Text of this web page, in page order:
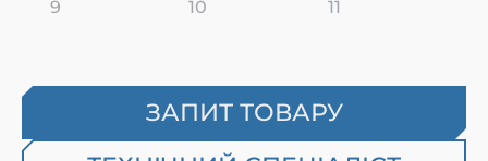
ЗАПИТ ТОВАРУ